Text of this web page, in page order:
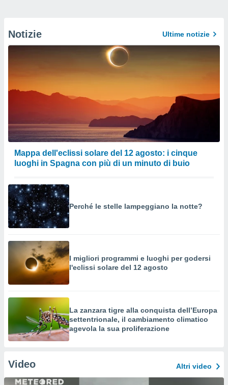
Notizie Ultime notizie
Mappa dell'eclissi solare del 12 agosto: i cinque
luoghi in Spagna con più di un minuto di buio
Perché le stelle lampeggiano la notte?
I migliori programmi e luoghi per godersi
l'eclissi solare del 12 agosto
La zanzara tigre alla conquista dell’Europa
settentrionale, il cambiamento climatico
agevola la sua proliferazione
Video Altri video